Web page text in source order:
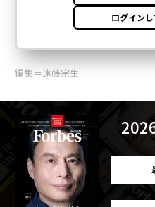
編集＝遠藤宗生